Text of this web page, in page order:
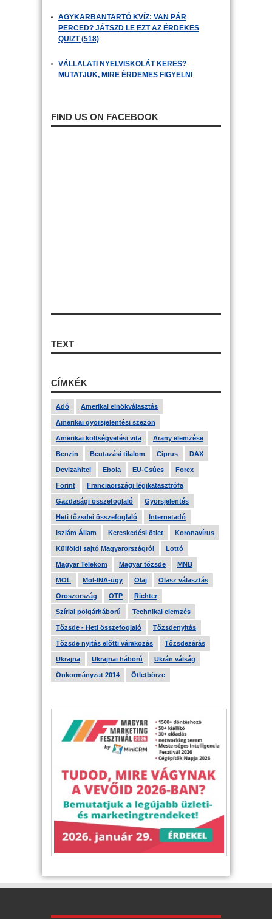
AGYKARBANTARTÓ KVÍZ: VAN PÁR
PERCED? JÁTSZD LE EZT AZ ÉRDEKES
QUIZT (518)
VÁLLALATI NYELVISKOLÁT KERES?
MUTATJUK, MIRE ÉRDEMES FIGYELNI
FIND US ON FACEBOOK
TEXT
CÍMKÉK
Adó Amerikai elnökválasztás
Amerikai gyorsjelentési szezon
Amerikai költségvetési vita Arany elemzése
Benzin Beutazási tilalom Ciprus DAX
Devizahitel Ebola EU-Csúcs Forex
Forint Franciaországi légikatasztrófa
Gazdasági összefoglaló Gyorsjelentés
Heti tőzsdei összefoglaló Internetadó
Iszlám Állam Kereskedési ötlet Koronavírus
Külföldi sajtó Magyarországról Lottó
Magyar Telekom Magyar tőzsde MNB
MOL Mol-INA-ügy Olaj Olasz választás
Oroszország OTP Richter
Szíriai polgárháború Technikai elemzés
Tőzsde - Heti összefoglaló Tőzsdenyitás
Tőzsde nyitás előtti várakozás Tőzsdezárás
Ukrajna Ukrajnai háború Ukrán válság
Önkormányzat 2014 Ötletbörze